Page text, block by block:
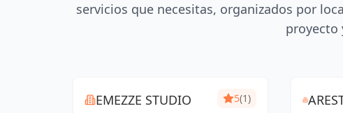
servicios que necesitas, organizados por
proyecto
EMEZZE STUDIO 5(1)